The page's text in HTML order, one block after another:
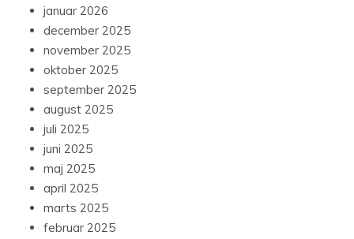
januar 2026
december 2025
november 2025
oktober 2025
september 2025
august 2025
juli 2025
juni 2025
maj 2025
april 2025
marts 2025
februar 2025